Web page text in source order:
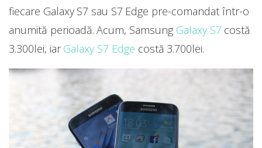
fiecare Galaxy S7 sau S7 Edge pre-comandat într-o
anumită perioadă. Acum, Samsung Galaxy S7 costă
3.300lei, iarGalaxy S7 Edge costă 3.700lei.